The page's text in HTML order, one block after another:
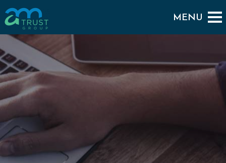
BACK TO PORTFOLIO